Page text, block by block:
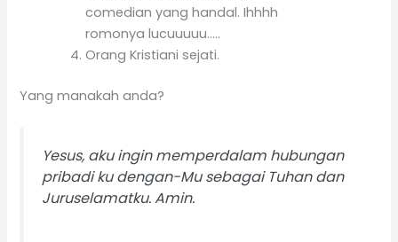
comedian yang handal. Ihhhh
romonya lucuuuuu…..
Orang Kristiani sejati.
Yang manakah anda?
Yesus, aku ingin memperdalam hubungan
pribadi ku dengan-Mu sebagai Tuhan dan
Juruselamatku. Amin.